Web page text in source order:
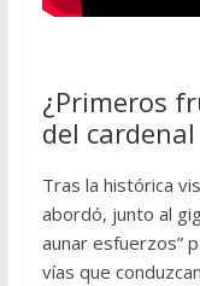
¿Primeros
del
Tras la histórica
abordó, junto al
aunar esfuerzos”
vías que